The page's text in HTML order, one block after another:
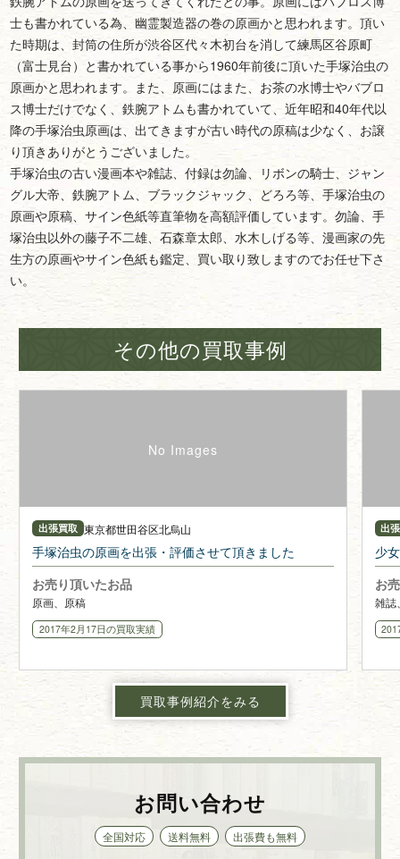
士も書かれている為、幽霊製造器の巻の原画かと思われます。頂い
た時期は、封筒の住所が渋谷区代々木初台を消して練馬区谷原町
（富士見台）と書かれている事から1960年前後に頂いた手塚治虫の
原画かと思われます。また、原画にはまた、お茶の水博士やバブロ
ス博士だけでなく、鉄腕アトムも書かれていて、近年昭和40年代以
降の手塚治虫原画は、出てきますが古い時代の原稿は少なく、お譲
り頂きありがとうございました。
手塚治虫の古い漫画本や雑誌、付録は勿論、リボンの騎士、ジャン
グル大帝、鉄腕アトム、ブラックジャック、どろろ等、手塚治虫の
原画や原稿、サイン色紙等直筆物を高額評価しています。勿論、手
塚治虫以外の藤子不二雄、石森章太郎、水木しげる等、漫画家の先
生方の原画やサイン色紙も鑑定、買い取り致しますのでお任せ下さ
い。
その他の買取事例
出張買取 東京都世田谷区北烏山
手塚治虫の原画を出張・評価させて頂きました
お売り頂いたお品
原画、原稿
2017年2月17日の買取実績
出
少
お
雑誌
買取事例紹介をみる
お問い合わせ
全国対応 送料無料 出張費も無料